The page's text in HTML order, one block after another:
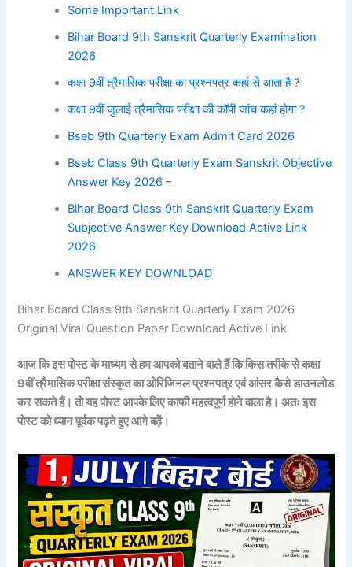
Some Important Link
Bihar Board 9th Sanskrit Quarterly Examination
2026
कक्षा 9वीं त्रैमासिक परीक्षा का प्रश्नपत्र कहां से आता है ?
कक्षा 9वीं जुलाई त्रैमासिक परीक्षा की कॉपी जांच कहां होगा ?
Bseb 9th Quarterly Exam Admit Card 2026
Bseb Class 9th Quarterly Exam Sanskrit Objective
Answer Key 2026 –
Bihar Board Class 9th Sanskrit Quarterly Exam
Subjective Answer Key Download Active Link
2026
ANSWER KEY DOWNLOAD
Bihar Board Class 9th Sanskrit Quarterly Exam 2026
Original Viral Question Paper Download Active Link
आज कि इस पोस्ट के माध्यम से हम आपको बताने वाले हैं कि किस तरीके से कक्षा
9वींत्रैमासिकपरीक्षासंस्कृतका ओरिजिनल प्रश्नपत्र एवं आंसर कैसे डाउनलोड
कर सकते हैं। तो यह पोस्ट आपके लिए काफी महत्वपूर्ण होने वाला है। अतः इस
पोस्ट को ध्यान पूर्वक पढ़ते हुए आगे बढ़ें।